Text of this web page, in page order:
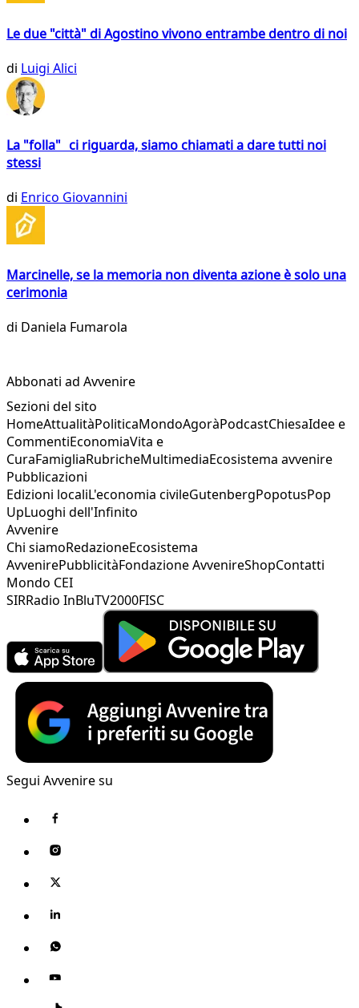
Le due "città" di Agostino vivono entrambe dentro di noi
di Luigi Alici
La "folla" ci riguarda, siamo chiamati a dare tutti noi
stessi
di Enrico Giovannini
Marcinelle, se la memoria non diventa azione è solo una
cerimonia
di Daniela Fumarola
Abbonati ad Avvenire
Sezioni del sito
HomeAttualitàPoliticaMondoAgoràPodcastChiesaIdee e
CommentiEconomiaVita e
CuraFamigliaRubricheMultimediaEcosistema avvenire
Pubblicazioni
Edizioni localiL'economia civileGutenbergPopotusPop
UpLuoghi dell'Infinito
Avvenire
Chi siamoRedazioneEcosistema
AvvenirePubblicitàFondazione AvvenireShopContatti
Mondo CEI
SIRRadio InBluTV2000FISC
Segui Avvenire su